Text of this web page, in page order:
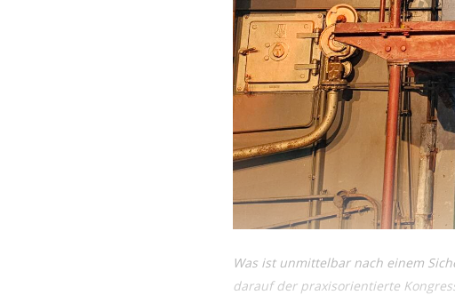
Was ist unmittelbar nach einem
darauf der praxisorientierte